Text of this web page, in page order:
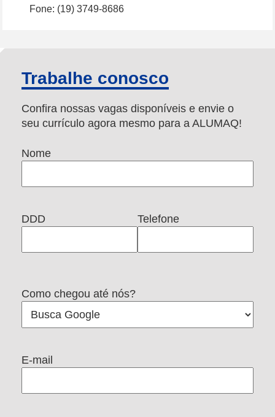
Fone: (19) 3749-8686
Trabalhe conosco
Confira nossas vagas disponíveis e envie o
seu currículo agora mesmo para a ALUMAQ!
Nome
DDD Telefone
Como chegou até nós?
E-mail